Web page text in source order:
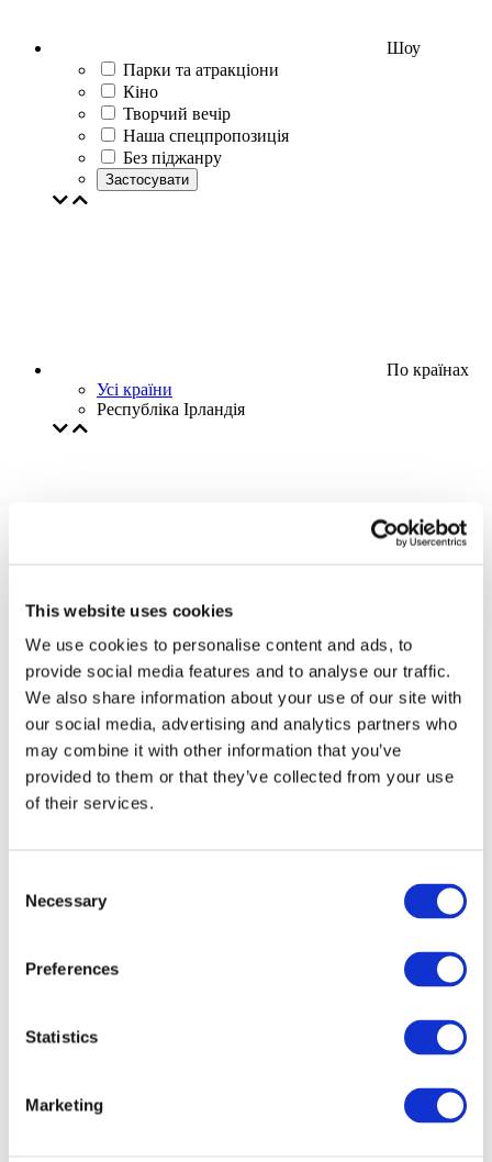
This website uses cookies
We use cookies to personalise content and ads, to
provide social media features and to analyse our traffic.
We also share information about your use of our site with
our social media, advertising and analytics partners who
may combine it with other information that you’ve
provided to them or that they’ve collected from your use
of their services.
Selection
Necessary
Preferences
Statistics
Marketing
Шоу
Парки та атракціони
Кіно
Творчий вечір
Наша спецпропозиція
Без піджанру
Застосувати
По країнах
Усі країни
Республіка Ірландія
Заходи